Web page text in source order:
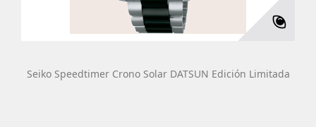
Seiko Speedtimer Crono Solar DATSUN Edición Limitada